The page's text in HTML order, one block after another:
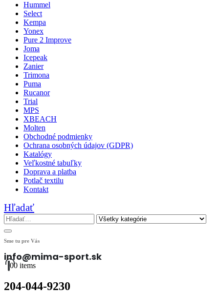
Hummel
Select
Kempa
Yonex
Pure 2 Improve
Joma
Icepeak
Zanier
Trimona
Puma
Rucanor
Trial
MPS
XBEACH
Molten
Obchodné podmienky
Ochrana osobných údajov (GDPR)
Katalógy
Veľkostné tabuľky
Doprava a platba
Potlač textilu
Kontakt
Hľadať
Sme tu pre Vás
info@mima-sport.sk
00 items
204-044-9230